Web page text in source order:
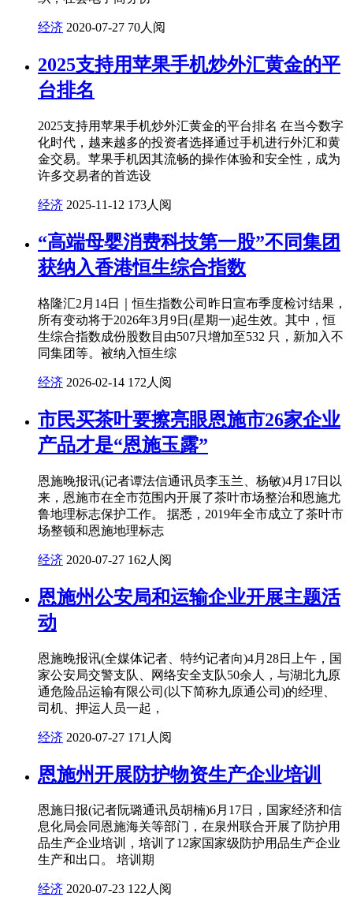
经济 2020-07-27 70人阅
2025支持用苹果手机炒外汇黄金的平
台排名
2025支持用苹果手机炒外汇黄金的平台排名 在当今数字
化时代，越来越多的投资者选择通过手机进行外汇和黄
金交易。苹果手机因其流畅的操作体验和安全性，成为
许多交易者的首选设
经济 2025-11-12 173人阅
“高端母婴消费科技第一股”不同集团
获纳入香港恒生综合指数
格隆汇2月14日｜恒生指数公司昨日宣布季度检讨结果，
所有变动将于2026年3月9日(星期一)起生效。其中，恒
生综合指数成份股数目由507只增加至532 只，新加入不
同集团等。被纳入恒生综
经济 2026-02-14 172人阅
市民买茶叶要擦亮眼恩施市26家企业
产品才是“恩施玉露”
恩施晚报讯(记者谭法信通讯员李玉兰、杨敏)4月17日以
来，恩施市在全市范围内开展了茶叶市场整治和恩施尤
鲁地理标志保护工作。 据悉，2019年全市成立了茶叶市
场整顿和恩施地理标志
经济 2020-07-27 162人阅
恩施州公安局和运输企业开展主题活
动
恩施晚报讯(全媒体记者、特约记者向)4月28日上午，国
家公安局交警支队、网络安全支队50余人，与湖北九原
通危险品运输有限公司(以下简称九原通公司)的经理、
司机、押运人员一起，
经济 2020-07-27 171人阅
恩施州开展防护物资生产企业培训
恩施日报(记者阮璐通讯员胡楠)6月17日，国家经济和信
息化局会同恩施海关等部门，在泉州联合开展了防护用
品生产企业培训，培训了12家国家级防护用品生产企业
生产和出口。 培训期
经济 2020-07-23 122人阅